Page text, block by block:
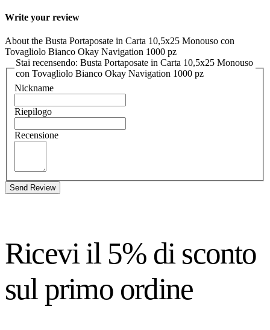
Write your review
About the Busta Portaposate in Carta 10,5x25 Monouso con
Tovagliolo Bianco Okay Navigation 1000 pz
Stai recensendo: Busta Portaposate in Carta 10,5x25 Monouso
con Tovagliolo Bianco Okay Navigation 1000 pz
Nickname
Riepilogo
Recensione
Send Review
Ricevi il 5% di sconto
sul primo ordine